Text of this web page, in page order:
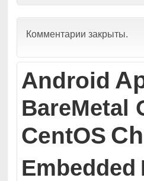
Комментарии закрыты.
Android
BareMetal
CentOS
Embedded